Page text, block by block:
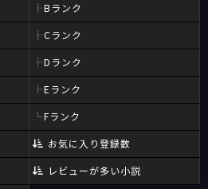
Bランク
Cランク
Dランク
Eランク
Fランク
お気に入り登録数
レビューが多い小説